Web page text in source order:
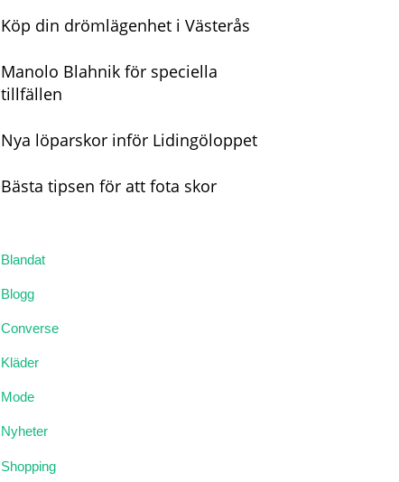
Köp din drömlägenhet i Västerås
Manolo Blahnik för speciella
tillfällen
Nya löparskor inför Lidingöloppet
Bästa tipsen för att fota skor
Blandat
Blogg
Converse
Kläder
Mode
Nyheter
Shopping